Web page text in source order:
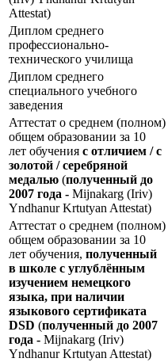
Attestat)
Диплом среднего
профессионально-
технического училища
Диплом среднего
специального учебного
заведения
Аттестат о среднем (полном)
общем образовании за 10
лет обучения с отличием / с
золотой / серебряной
медалью (полученный до
2007 года - Mijnakarg (Iriv)
Yndhanur Krtutyan Attestat)
Аттестат о среднем (полном)
общем образовании за 10
лет обучения, полученный
в школе с углублённым
изучением немецкого
языка, при наличии
языкового сертификата
DSD (полученный до 2007
года - Mijnakarg (Iriv)
Yndhanur Krtutyan Attestat)